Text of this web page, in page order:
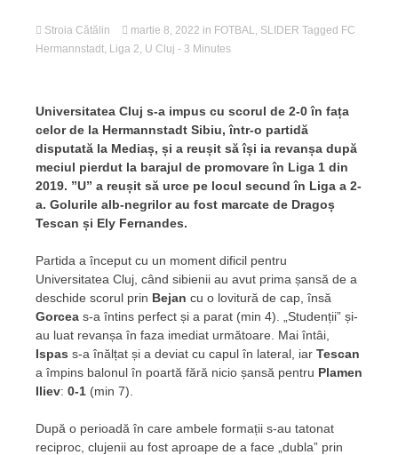
Stroia Cătălin martie 8, 2022 in FOTBAL, SLIDER Tagged FC
Hermannstadt, Liga 2, U Cluj - 3 Minutes
Universitatea Cluj s-a impus cu scorul de 2-0 în fața
celor de la Hermannstadt Sibiu, într-o partidă
disputată la Mediaș, și a reușit să își ia revanșa după
meciul pierdut la barajul de promovare în Liga 1 din
2019. ”U” a reușit să urce pe locul secund în Liga a 2-
a. Golurile alb-negrilor au fost marcate de Dragoș
Tescan și Ely Fernandes.
Partida a început cu un moment dificil pentru
Universitatea Cluj, când sibienii au avut prima șansă de a
deschide scorul prin Bejan cu o lovitură de cap, însă
Gorcea s-a întins perfect și a parat (min 4). „Studenții” și-
au luat revanșa în faza imediat următoare. Mai întâi,
Ispas s-a înălțat și a deviat cu capul în lateral, iar Tescan
a împins balonul în poartă fără nicio șansă pentru Plamen
Iliev: 0-1 (min 7).
După o perioadă în care ambele formații s-au tatonat
reciproc, clujenii au fost aproape de a face „dubla” prin